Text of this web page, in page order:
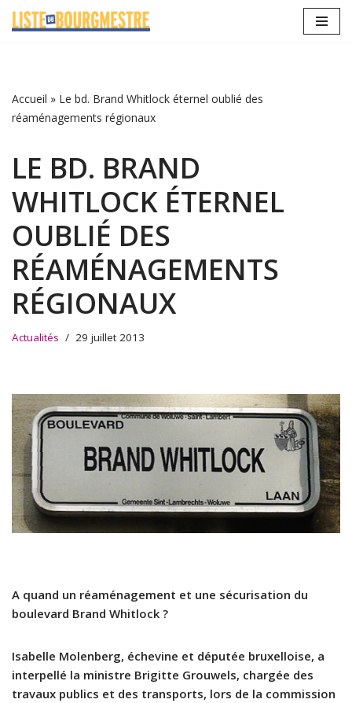
Accueil » Le bd. Brand Whitlock éternel oublié des
réaménagements régionaux
LE BD. BRAND
WHITLOCK ÉTERNEL
OUBLIÉ DES
RÉAMÉNAGEMENTS
RÉGIONAUX
Actualités 29 juillet 2013
A quand un réaménagement et une sécurisation du
boulevard Brand Whitlock ?
Isabelle Molenberg, échevine et députée bruxelloise, a
interpellé la ministre Brigitte Grouwels, chargée des
travaux publics et des transports, lors de la commission